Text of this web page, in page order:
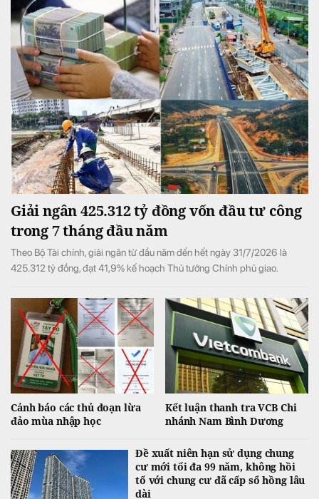
Giải ngân 425.312 tỷ đồng vốn đầu tư công
trong 7 tháng đầu năm
Theo Bộ Tài chính, giải ngân từ đầu năm đến hết ngày 31/7/2026 là
425.312 tỷ đồng, đạt 41,9% kế hoạch Thủ tướng Chính phủ giao.
Cảnh báo các thủ đoạn lừa
đảo mùa nhập học
Kết luận thanh tra VCB Chi
nhánh Nam Bình Dương
Đề xuất niên hạn sử dụng chung
cư mới tối đa 99 năm, không hồi
tố với chung cư đã cấp sổ hồng lâu
dài